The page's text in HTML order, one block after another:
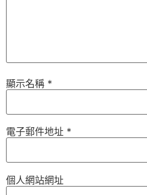
顯示名稱 *
電子郵件地址 *
個人網站網址